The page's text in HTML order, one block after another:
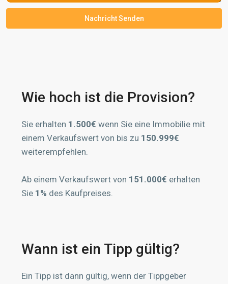
Nachricht Senden
Wie hoch ist die Provision?
Sie erhalten 1.500€ wenn Sie eine Immobilie mit
einem Verkaufswert von bis zu 150.999€
weiterempfehlen.
Ab einem Verkaufswert von 151.000€ erhalten
Sie 1% des Kaufpreises.
Wann ist ein Tipp gültig?
Ein Tipp ist dann gültig, wenn der Tippgeber